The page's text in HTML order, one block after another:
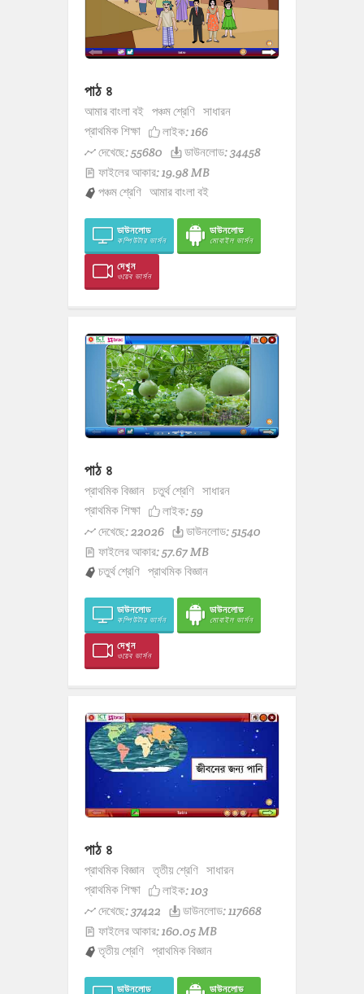
পাঠ ৪
আমার বাংলা বই পঞ্চম শ্রেণি সাধারন
প্রাথমিক শিক্ষা
লাইক:166
দেখেছে: 55680
ডাউনলোড: 34458
ফাইলের আকার: 19.98 MB
পঞ্চম শ্রেণি আমার বাংলা বই
ডাউনলোড
কম্পিউটার ভার্সন
ডাউনলোড
মোবাইল ভার্সন
দেখুন
ওয়েব ভার্সন
পাঠ ৪
প্রাথমিক বিজ্ঞান চতুর্থ শ্রেণি সাধারন
প্রাথমিক শিক্ষা
লাইক:59
দেখেছে: 22026
ডাউনলোড: 51540
ফাইলের আকার: 57.67 MB
চতুর্থ শ্রেণি প্রাথমিক বিজ্ঞান
ডাউনলোড
কম্পিউটার ভার্সন
ডাউনলোড
মোবাইল ভার্সন
দেখুন
ওয়েব ভার্সন
পাঠ ৪
প্রাথমিক বিজ্ঞান তৃতীয় শ্রেণি সাধারন
প্রাথমিক শিক্ষা
লাইক:103
দেখেছে: 37422
ডাউনলোড: 117668
ফাইলের আকার: 160.05 MB
তৃতীয় শ্রেণি প্রাথমিক বিজ্ঞান
ডাউনলোড ডাউনলোড